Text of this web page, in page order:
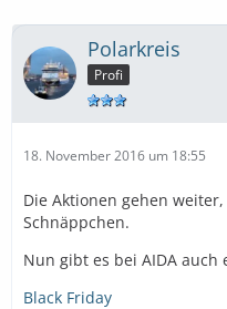
Polarkreis
Profi
18. November 2016 um 18:55
Die Aktionen gehen
Schnäppchen.
Nun gibt es bei AIDA auch
Black Friday